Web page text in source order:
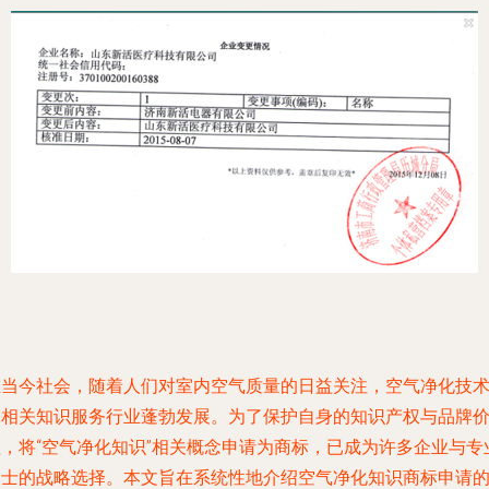
今社会，随着人们对室内空气质量的日益关注，空气净化技术
关知识服务行业蓬勃发展。为了保护自身的知识产权与品牌价
将“空气净化知识”相关概念申请为商标，已成为许多企业与专
的战略选择。本文旨在系统性地介绍空气净化知识商标申请的